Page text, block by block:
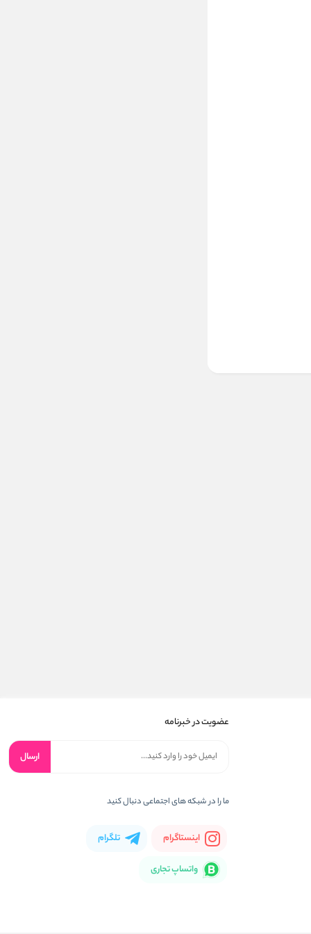
عضویت در خبرنامه
ارسال
ما را در شبکه های اجتماعی دنبال کنید
اینستاگرام تلگرام
واتساپ تجاری